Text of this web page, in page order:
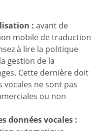
: avant de
mobile de traduction
à lire la politique
gestion de la
Cette dernière doit
ne sont pas
ou non
données vocales :